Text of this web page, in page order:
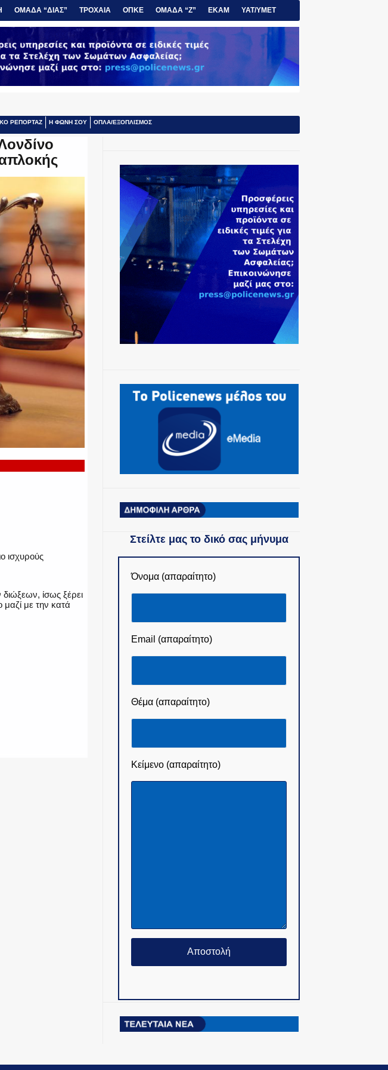
ΟΜΑΔΑ “ΔΙΑΣ” ΤΡΟΧΑΙΑ ΟΠΚΕ ΟΜΑΔΑ “Ζ” ΕΚΑΜ ΥΑΤ/ΥΜΕΤ
ΡΕΠΟΡΤΑΖ Η ΦΩΝΗ ΣΟΥ ΟΠΛΑ/ΕΞΟΠΛΙΣΜΟΣ
ισχυρούς
διώξεων, ίσως ξέρει
μαζί με την κατά
Στείλτε μας το δικό σας μήνυμα
Όνομα (απαραίτητο)
Email (απαραίτητο)
Θέμα (απαραίτητο)
Κείμενο (απαραίτητο)